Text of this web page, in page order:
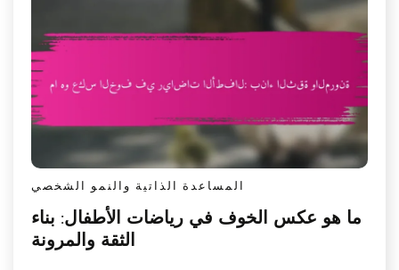
المساعدة الذاتية والنمو الشخصي
ما هو عكس الخوف في رياضات الأطفال: بناء
الثقة والمرونة